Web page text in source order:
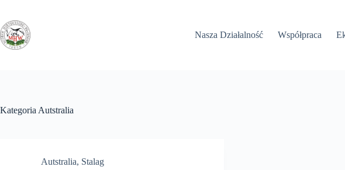
treści
Nasza Działalność
Współpraca
Kategoria Autstralia
Autstralia, Stalag